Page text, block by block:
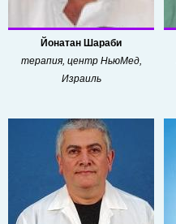
Йонатан Шараби
терапия, центр НьюМед,
Израиль